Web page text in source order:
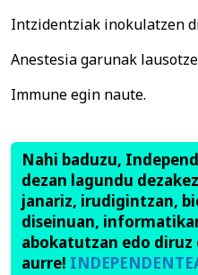
Intzidentziak inokulatzen
Anestesia garunak
Immune egin naute.
Nahi baduzu,
dezan lagundu
janariz, irudigintzan,
diseinuan,
abokatutzan edo diruz
aurre!